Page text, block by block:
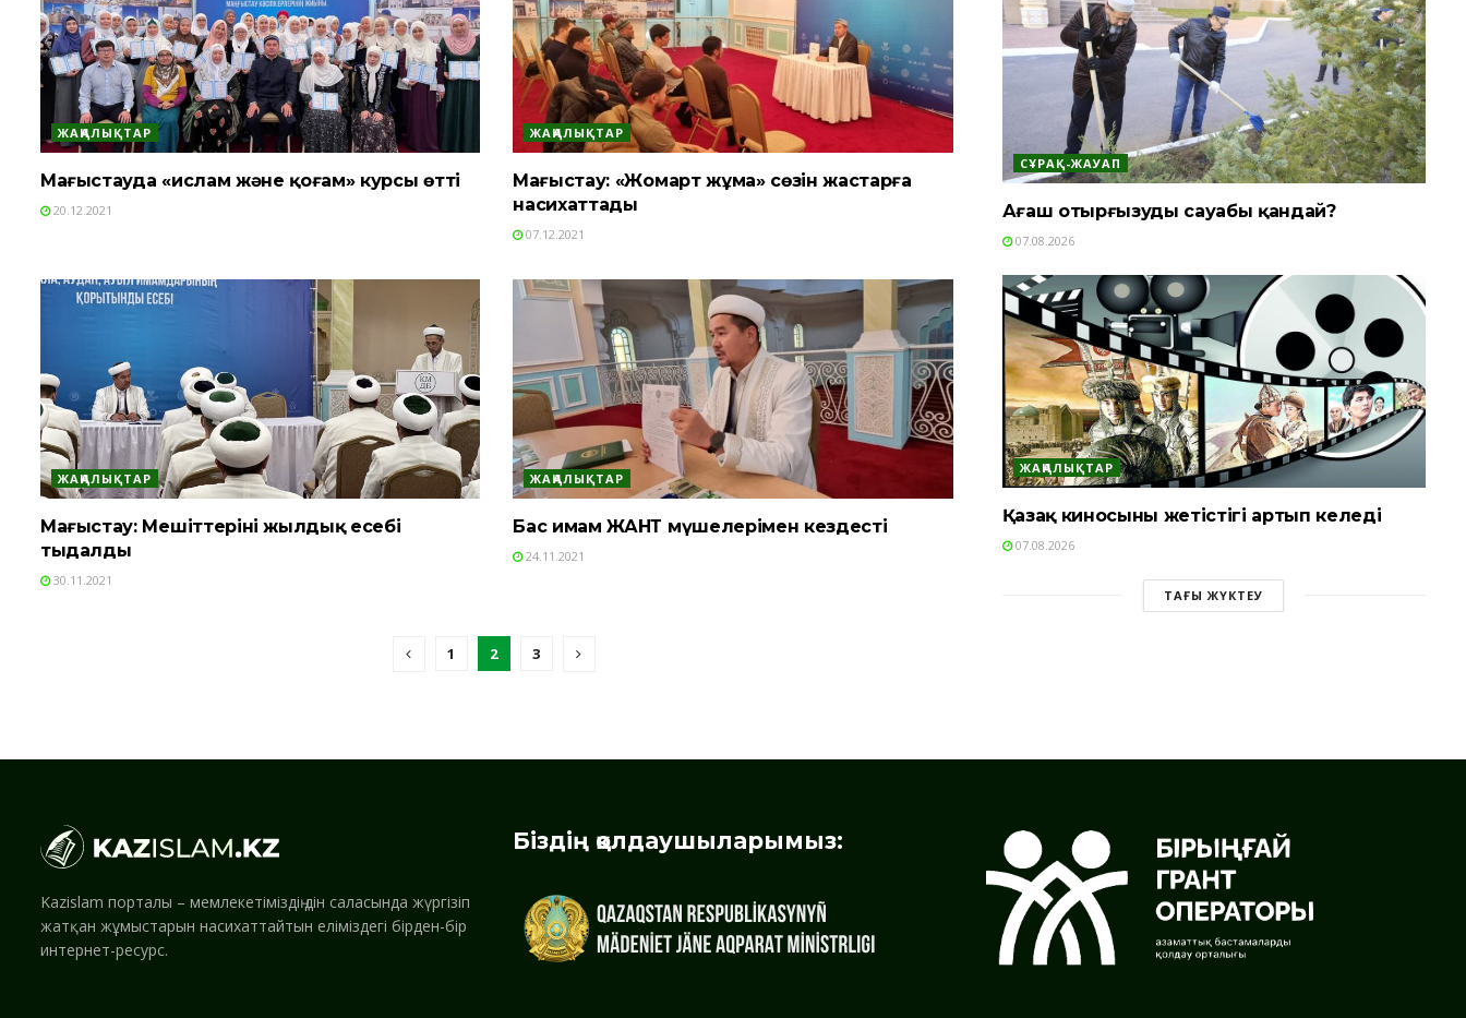
ЖАҢАЛЫҚТАР
Маңғыстауда «ислам және қоғам» курсы өтті
20.12.2021
ЖАҢАЛЫҚТАР
Маңғыстау: «Жомарт жұма» сөзін жастарға
насихаттады
07.12.2021
ЖАҢАЛЫҚТАР
Маңғыстау: Мешіттерінің жылдық есебі
тыңдалды
30.11.2021
ЖАҢАЛЫҚТАР
Бас имам ЖАНТ мүшелерімен кездесті
24.11.2021
1 2 3
СҰРАҚ-ЖАУАП
Ағаш отырғызудың сауабы қандай?
07.08.2026
ЖАҢАЛЫҚТАР
Қазақ киносының жетістігі артып келеді
07.08.2026
ТАҒЫ ЖҮКТЕУ
Kazislam порталы – мемлекетіміздің дін саласында жүргізіп
жатқан жұмыстарын насихаттайтын еліміздегі бірден-бір
интернет-ресурс.
Біздің қолдаушыларымыз: